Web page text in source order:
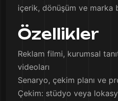
içerik, dönüşüm ve marka
Özellikler
Reklam filmi, kurumsal
videoları
Senaryo, çekim planı ve
Çekim: stüdyo veya